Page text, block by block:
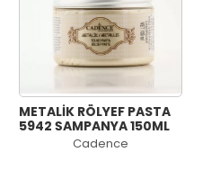
METALİK RÖLYEF PASTA
5942 ŞAMPANYA 150ML
Cadence